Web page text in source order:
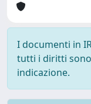
I documenti in
tutti i diritti
indicazione.